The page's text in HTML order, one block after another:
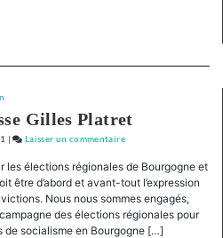
Nièvre
Gilles Platret
| Laisser un commentaireon
Bourgogne
et
la
les élections régionales de Bourgogne et
être d’abord et avant-tout l’expression
Nous nous sommes engagés,
des élections régionales pour
de socialisme en Bourgogne […]